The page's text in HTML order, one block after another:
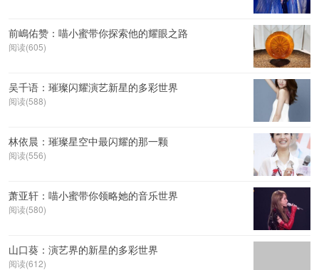
前嶋佑赞：喵小蜜带你探索他的耀眼之路
阅读(605)
吴千语：璀璨闪耀演艺新星的多彩世界
阅读(588)
林依晨：璀璨星空中最闪耀的那一颗
阅读(556)
萧亚轩：喵小蜜带你领略她的音乐世界
阅读(580)
山口葵：演艺界的新星的多彩世界
阅读(612)